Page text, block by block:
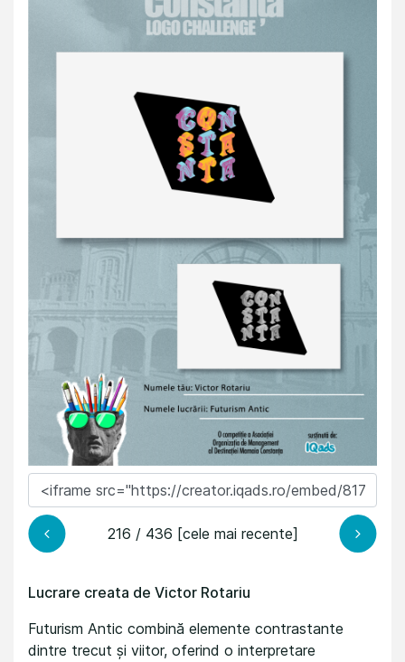
216 / 436 [cele mai recente]
Lucrare creata de Victor Rotariu
Futurism Antic combină elemente contrastante
dintre trecut și viitor, oferind o interpretare